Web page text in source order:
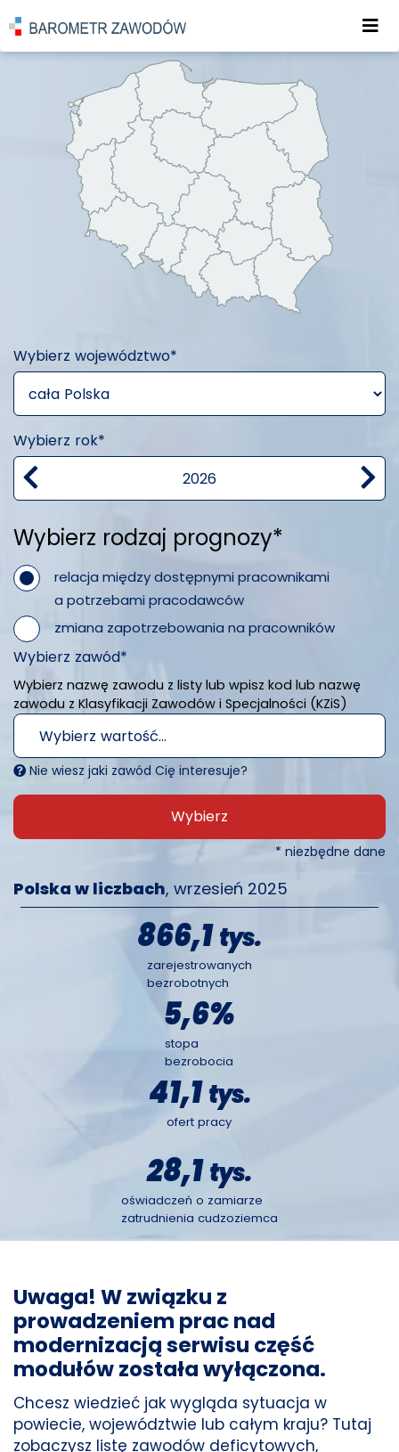
Barometr zawodów - -
Wybierz województwo*
Wybierz rok*
Wybierz rodzaj prognozy*
relacja między dostępnymi pracownikami
a potrzebami pracodawców
zmiana zapotrzebowania na pracowników
Wybierz zawód*
Wybierz nazwę zawodu z listy lub wpisz kod lub nazwę
zawodu z Klasyfikacji Zawodów i Specjalności (KZiS)
Wybierz wartość...
Nie wiesz jaki zawód Cię interesuje?
Wybierz
* niezbędne dane
Polska w liczbach, wrzesień 2025
866,1tys.
zarejestrowanych
bezrobotnych
5,6%
stopa
bezrobocia
41,1tys.
ofert pracy
28,1tys.
oświadczeń o zamiarze
zatrudnienia cudzoziemca
Uwaga! W związku z
prowadzeniem prac nad
modernizacją serwisu część
modułów została wyłączona.
Chcesz wiedzieć jak wygląda sytuacja w
powiecie, województwie lub całym kraju? Tutaj
zobaczysz listę zawodów deficytowych,